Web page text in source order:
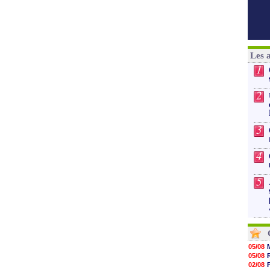
Les
1
2
3
4
5
05/08
05/08
02/08